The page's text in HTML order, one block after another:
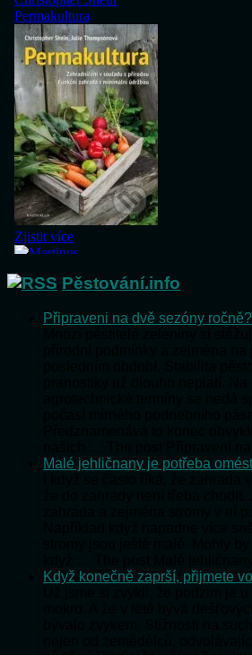
Pěstování.info
Připraveni na dvě sezóny ročně?
Malé jehličnany je potřeba
Když konečně zaprší, přijmete